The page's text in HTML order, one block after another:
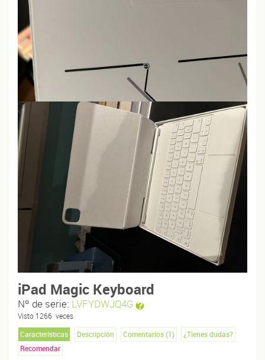
iPad Magic Keyboard
Nº de serie: LVFYDWJQ4G
Visto 1266 veces
Características
Descripción Comentarios (1)
¿Tienes dudas?
Recomendar